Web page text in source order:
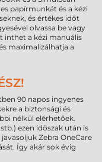
papírmunkát és a kézi
és értékes időt
olvassa be vagy
inthet a kézi manuális
maximalizálhatja a
90 napos ingyenes
a biztonsági és
nélkül elérhetőek.
ezen időszak után is
Zebra OneCare
Így akár sok évig